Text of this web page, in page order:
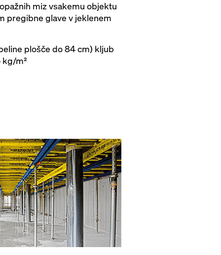
miz vsakemu objektu
pregibne glave v jeklenem
plošče do 84 cm) kljub
kg/m²